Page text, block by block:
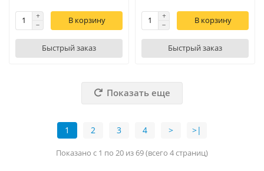
В корзину
Быстрый заказ
В корзину
Быстрый заказ
Показать еще
1 2 3 4 > >|
Показано с 1 по 20 из 69 (всего 4 страниц)